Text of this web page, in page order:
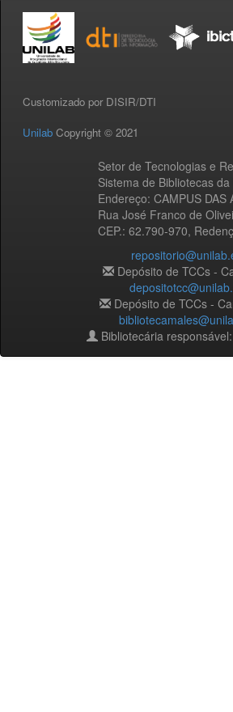
Customizado por DISIR/DTI
Unilab Copyright © 2021
Setor de Tecnologias e
Sistema de Bibliotecas
Endereço: CAMPUS DAS
Rua José Franco de
CEP.: 62.790-970,
Depósito de TCCs -
Depósito de TCCs -
Bibliotecária responsável: